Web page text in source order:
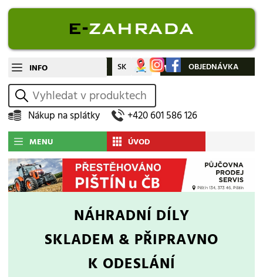
INFO CZ SK Můj účet OBJEDNÁVKA
vyhledat
Nákup na splátky +420 601 586 126
MENU ÚVOD
NÁHRADNÍ DÍLY
SKLADEM & PŘIPRAVNO
K ODESLÁNÍ